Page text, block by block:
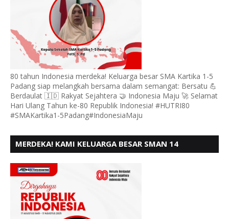
80 tahun Indonesia merdeka! Keluarga besar SMA Kartika 1-5
Padang siap melangkah bersama dalam semangat: Bersatu 💪
Berdaulat 🇮🇩 Rakyat Sejahtera 🤝 Indonesia Maju 🚀 Selamat
Hari Ulang Tahun ke-80 Republik Indonesia! #HUTRI80
#SMAKartika1-5Padang#IndonesiaMaju
MERDEKA! KAMI KELUARGA BESAR SMAN 14